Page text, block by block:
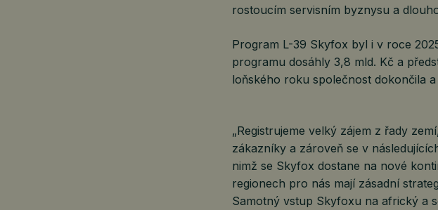
rostoucím servisním byznysu a
Program L-39 Skyfox byl i v roce
programu dosáhly 3,8 mld. Kč a
loňského roku společnost dokončila
„Registrujeme velký zájem z řady
zákazníky a zároveň se v
nimž se Skyfox dostane na nové
regionech pro nás mají zásadní
Samotný vstup Skyfoxu na africký a